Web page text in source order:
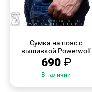
Сумка на пояс с
вышивкой Powerwolf
690 ₽
В наличии